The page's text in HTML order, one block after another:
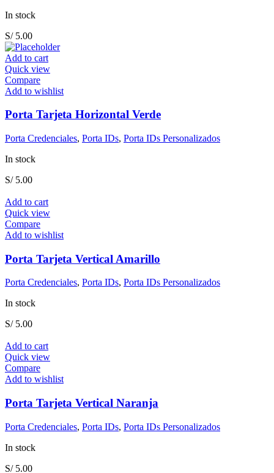
In stock
S/5.00
Add to cart
Quick view
Compare
Add to wishlist
Porta Tarjeta Horizontal Verde
Porta Credenciales, Porta IDs, Porta IDs Personalizados
In stock
S/5.00
Add to cart
Quick view
Compare
Add to wishlist
Porta Tarjeta Vertical Amarillo
Porta Credenciales, Porta IDs, Porta IDs Personalizados
In stock
S/5.00
Add to cart
Quick view
Compare
Add to wishlist
Porta Tarjeta Vertical Naranja
Porta Credenciales, Porta IDs, Porta IDs Personalizados
In stock
S/5.00